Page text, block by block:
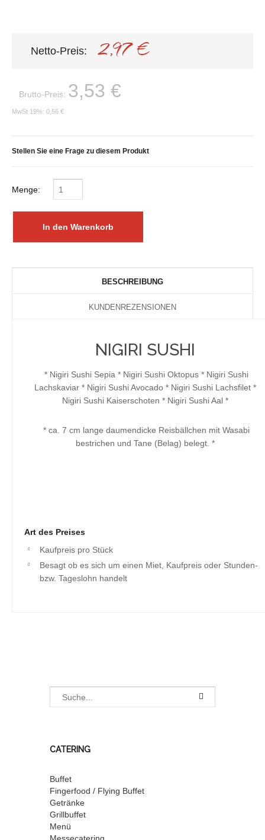
Netto-Preis: 2,97 €
Brutto-Preis: 3,53 €
MwSt 19%: 0,56 €
Stellen Sie eine Frage zu diesem Produkt
Menge:
BESCHREIBUNG
KUNDENREZENSIONEN
NIGIRI SUSHI
* Nigiri Sushi Sepia * Nigiri Sushi Oktopus * Nigiri Sushi
Lachskaviar * Nigiri Sushi Avocado * Nigiri Sushi Lachsfilet *
Nigiri Sushi Kaiserschoten * Nigiri Sushi Aal *
* ca. 7 cm lange daumendicke Reisbällchen mit Wasabi
bestrichen und Tane (Belag) belegt. *
Art des Preises
Kaufpreis pro Stück
Besagt ob es sich um einen Miet, Kaufpreis oder Stunden-
bzw. Tageslohn handelt
CATERING
Buffet
Fingerfood / Flying Buffet
Getränke
Grillbuffet
Menü